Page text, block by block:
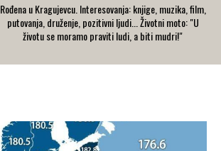
​Rođena u Kragujevcu. Interesovanja: knjige, muzika, film,
putovanja, druženje, pozitivni ljudi... Životni moto: "U
životu se moramo praviti ludi, a biti mudri!"